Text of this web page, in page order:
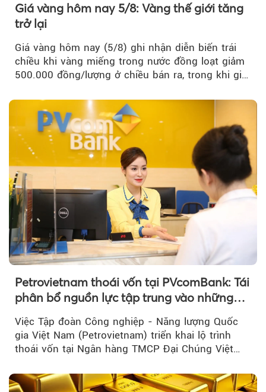
Giá vàng hôm nay 5/8: Vàng thế giới tăng
trở lại
Giá vàng hôm nay (5/8) ghi nhận diễn biến trái
chiều khi vàng miếng trong nước đồng loạt giảm
500.000 đồng/lượng ở chiều bán ra, trong khi giá
thương hiệu.
Petrovietnam thoái vốn tại PVcomBank: Tái
phân bổ nguồn lực tập trung vào những
Việc Tập đoàn Công nghiệp - Năng lượng Quốc
gia Việt Nam (Petrovietnam) triển khai lộ trình
thoái vốn tại Ngân hàng TMCP Đại Chúng Việt